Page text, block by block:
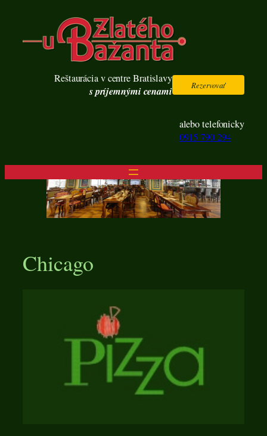
obsah
Reštaurácia v centre Bratislavy
s príjemnými cenami Rezervovať
alebo telefonicky
0915 790 294
Chicago